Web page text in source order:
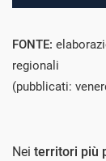
FONTE:
regionali
(pubblicati:
Nei territori più